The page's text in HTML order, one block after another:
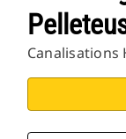
Canalisations